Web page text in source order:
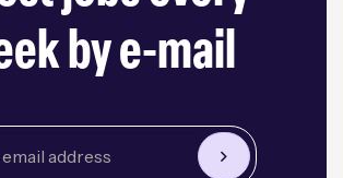
by e-mail